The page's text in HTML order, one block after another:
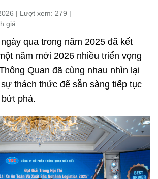
| Lượt xem: 279 |
giá
qua trong năm 2025 đã kết
năm mới 2026 nhiều triển vọng
Quan đã cùng nhau nhìn lại
thách thức để sẵn sàng tiếp tục
phá.